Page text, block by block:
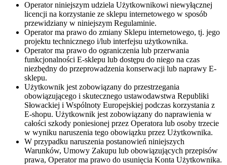
Operator niniejszym udziela Użytkownikowi niewyłącznej
licencji na korzystanie ze sklepu internetowego w sposób
przewidziany w niniejszym Regulaminie.
Operator ma prawo do zmiany Sklepu internetowego, tj. jego
projektu technicznego i/lub interfejsu użytkownika.
Operator ma prawo do ograniczenia lub przerwania
funkcjonalności E-sklepu lub dostępu do niego na czas
niezbędny do przeprowadzenia konserwacji lub naprawy E-
sklepu.
Użytkownik jest zobowiązany do przestrzegania
obowiązującego i skutecznego ustawodawstwa Republiki
Słowackiej i Wspólnoty Europejskiej podczas korzystania z
E-shopu. Użytkownik jest zobowiązany do naprawienia w
całości szkody poniesionej przez Operatora lub osoby trzecie
w wyniku naruszenia tego obowiązku przez Użytkownika.
W przypadku naruszenia postanowień niniejszych
Warunków, Umowy Zakupu lub obowiązujących przepisów
prawa, Operator ma prawo do usunięcia Konta Użytkownika.